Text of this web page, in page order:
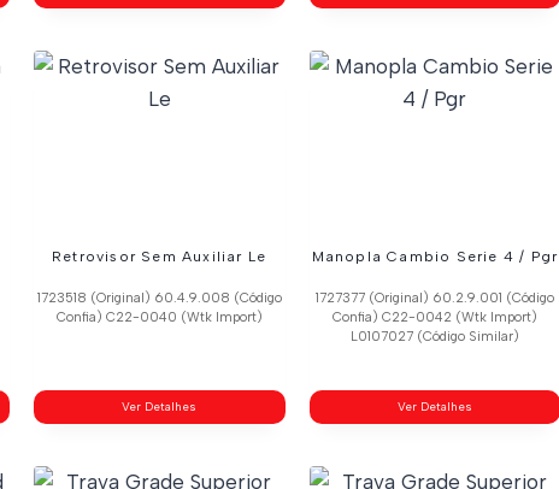
Retrovisor Sem Auxiliar Le
1723518 (Original) 60.4.9.008 (Código
Confia) C22-0040 (Wtk Import)
Ver Detalhes
Manopla Cambio Serie 4 / Pgr
1727377 (Original) 60.2.9.001 (Código
Confia) C22-0042 (Wtk Import)
L0107027 (Código Similar)
Ver Detalhes